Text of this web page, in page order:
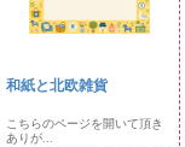
和紙と北欧雑貨
こちらのページを開いて頂き
ありが...